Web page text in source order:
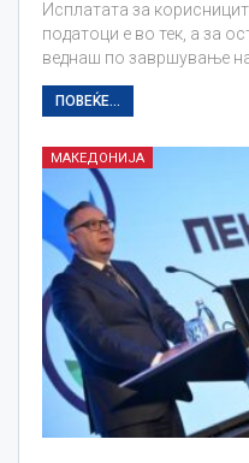
Исплатата за
податоци е во тек, а за
веднаш по завршување
ПОВЕЌЕ...
МАКЕДОНИЈА